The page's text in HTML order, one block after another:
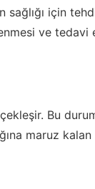
sağlığı için
ve
Bu
maruz